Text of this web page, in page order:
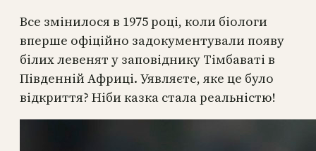
Все змінилося в 1975 році, коли біологи
вперше офіційно задокументували появу
білих левенят у заповіднику Тімбаваті в
Південній Африці. Уявляєте, яке це було
відкриття? Ніби казка стала реальністю!